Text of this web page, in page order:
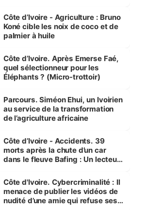
Côte d’Ivoire - Agriculture : Bruno
Koné cible les noix de coco et de
palmier à huile
Côte d’Ivoire. Après Emerse Faé,
quel sélectionneur pour les
Éléphants ? (Micro-trottoir)
Parcours. Siméon Ehui, un Ivoirien
au service de la transformation
de l’agriculture africaine
Côte d’Ivoire - Accidents. 39
morts après la chute d’un car
dans le fleuve Bafing : Un lecteur
des Transports
Côte d'Ivoire. Cybercriminalité : Il
menace de publier les vidéos de
nudité d’une amie qui refuse ses